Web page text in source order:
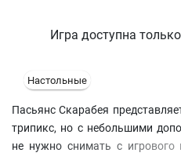
Игра доступна
Настольные
Пасьянс Скарабея
трипикс, но с небольшими
не нужно снимать с игрового